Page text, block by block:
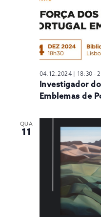
04.12.2024 | 18:30 -
Investigador
Emblemas de
QUA
11